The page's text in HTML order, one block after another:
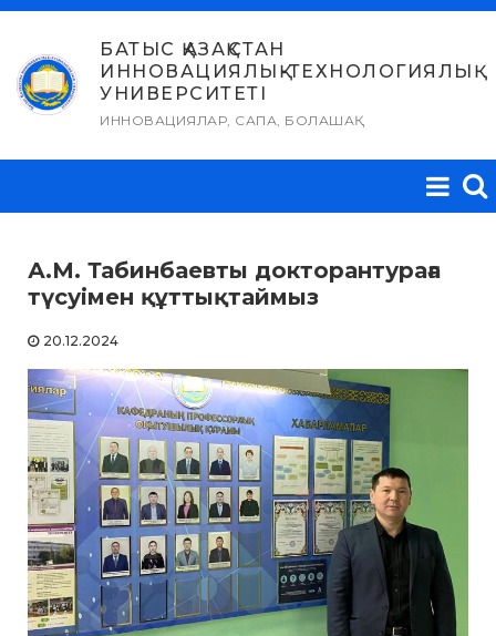
Skip
content
БАТЫС ҚАЗАҚСТАН
ИННОВАЦИЯЛЫҚ-ТЕХНОЛОГИЯЛЫҚ
УНИВЕРСИТЕТІ
ИННОВАЦИЯЛАР, САПА, БОЛАШАҚ
А.М. Табинбаевты докторантураға
түсуімен құттықтаймыз
20.12.2024